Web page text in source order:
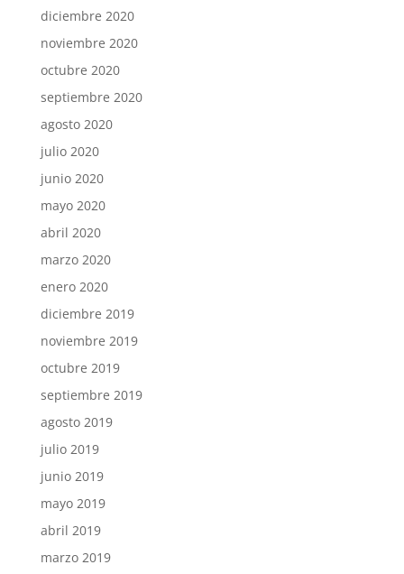
diciembre 2020
noviembre 2020
octubre 2020
septiembre 2020
agosto 2020
julio 2020
junio 2020
mayo 2020
abril 2020
marzo 2020
enero 2020
diciembre 2019
noviembre 2019
octubre 2019
septiembre 2019
agosto 2019
julio 2019
junio 2019
mayo 2019
abril 2019
marzo 2019